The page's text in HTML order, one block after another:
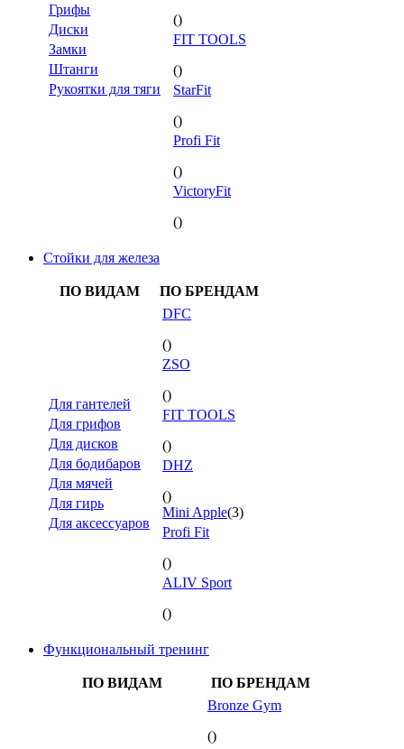
Грифы
Диски
Замки
Штанги
Рукоятки для тяги
()
FIT TOOLS
()
StarFit
()
Profi Fit
()
VictoryFit
()
Стойки для железа
ПО ВИДАМ ПО БРЕНДАМ
Для гантелей
Для грифов
Для дисков
Для бодибаров
Для мячей
Для гирь
Для аксессуаров
DFC
()
ZSO
()
FIT TOOLS
()
DHZ
()
Mini Apple(3)
Profi Fit
()
ALIV Sport
()
Функциональный тренинг
ПО ВИДАМ
ПО БРЕНДАМ
Bronze Gym
()